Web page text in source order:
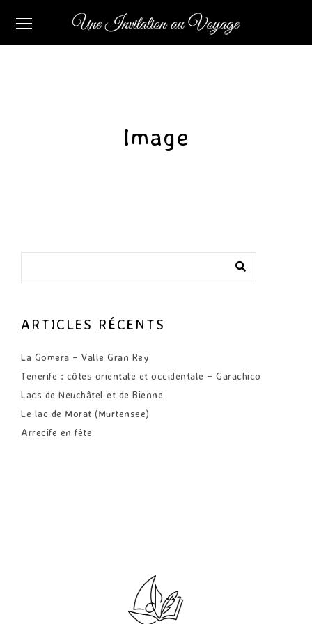
Image
ARTICLES RÉCENTS
La Gomera – Valle Gran Rey
Tenerife : côtes orientale et occidentale – Garachico
Lacs de Neuchâtel et de Bienne
Le lac de Morat (Murtensee)
Arrecife en fête